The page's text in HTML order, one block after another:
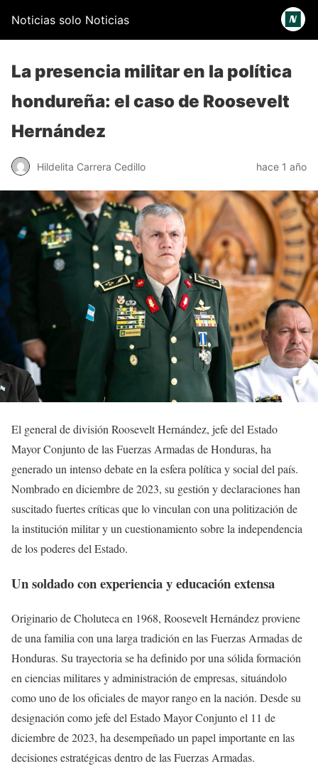
Noticias solo Noticias
La presencia militar en la política
hondureña: el caso de Roosevelt
Hernández
Hildelita Carrera Cedillo hace 1 año
El general de división Roosevelt Hernández, jefe del Estado
Mayor Conjunto de las Fuerzas Armadas de Honduras, ha
generado un intenso debate en la esfera política y social del país.
Nombrado en diciembre de 2023, su gestión y declaraciones han
suscitado fuertes críticas que lo vinculan con una politización de
la institución militar y un cuestionamiento sobre la independencia
de los poderes del Estado.
Un soldado con experiencia y educación extensa
Originario de Choluteca en 1968, Roosevelt Hernández proviene
de una familia con una larga tradición en las Fuerzas Armadas de
Honduras. Su trayectoria se ha definido por una sólida formación
en ciencias militares y administración de empresas, situándolo
como uno de los oficiales de mayor rango en la nación. Desde su
designación como jefe del Estado Mayor Conjunto el 11 de
diciembre de 2023, ha desempeñado un papel importante en las
decisiones estratégicas dentro de las Fuerzas Armadas.